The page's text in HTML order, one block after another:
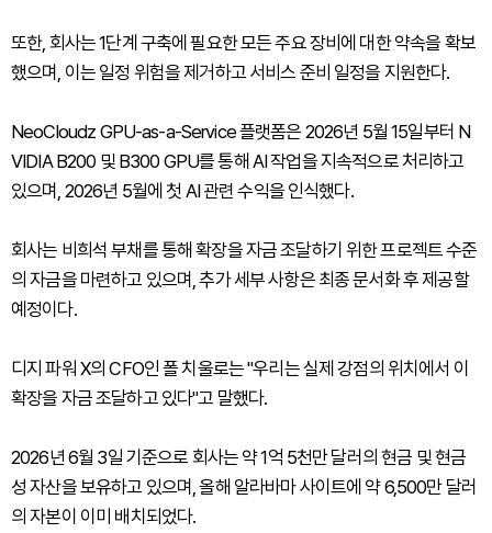
또한, 회사는 1단계 구축에 필요한 모든 주요 장비에 대한 약속을 확보
했으며, 이는 일정 위험을 제거하고 서비스 준비 일정을 지원한다.
NeoCloudz GPU-as-a-Service 플랫폼은 2026년 5월 15일부터 N
VIDIA B200 및 B300 GPU를 통해 AI 작업을 지속적으로 처리하고
있으며, 2026년 5월에 첫 AI 관련 수익을 인식했다.
회사는 비희석 부채를 통해 확장을 자금 조달하기 위한 프로젝트 수준
의 자금을 마련하고 있으며, 추가 세부 사항은 최종 문서화 후 제공할
예정이다.
디지 파워 X의 CFO인 폴 치울로는 "우리는 실제 강점의 위치에서 이
확장을 자금 조달하고 있다"고 말했다.
2026년 6월 3일 기준으로 회사는 약 1억 5천만 달러의 현금 및 현금
성 자산을 보유하고 있으며, 올해 알라바마 사이트에 약 6,500만 달러
의 자본이 이미 배치되었다.